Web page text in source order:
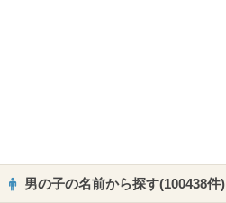
男の子の名前から探す(100438件)